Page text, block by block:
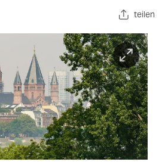
teilen